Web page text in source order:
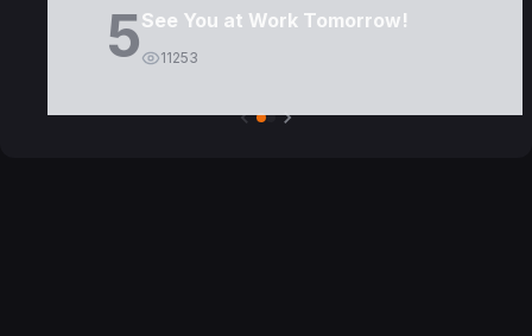
5See You at Work Tomorrow!
11253